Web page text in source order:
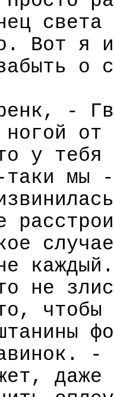
Вот я
о
-
ногой
у тебя
таки мы
каждый.
не
чтобы
-
даже